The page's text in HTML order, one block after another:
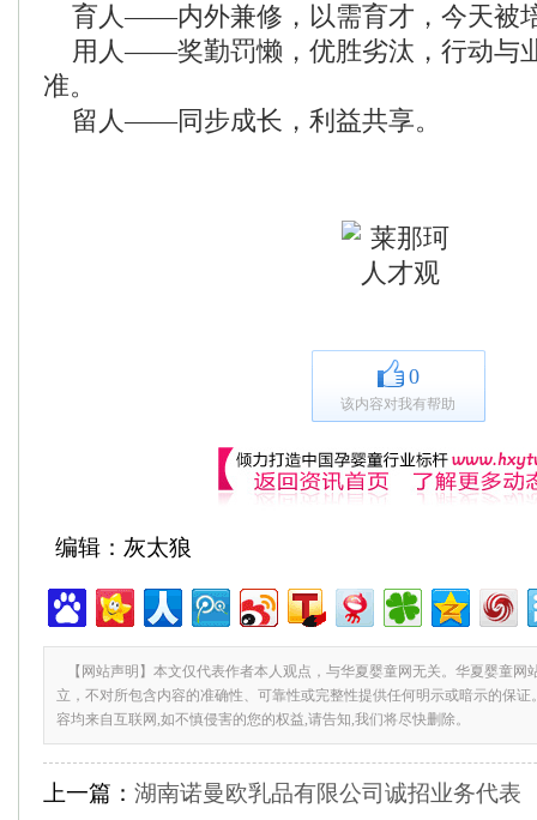
育人——内外兼修，以需育才，今天被
用人——奖勤罚懒，优胜劣汰，行动与
准。
留人——同步成长，利益共享。
0
该内容对我有帮助
编辑：灰太狼
【网站声明】本文仅代表作者本人观点，与华夏婴童网无关。华夏婴童网
立，不对所包含内容的准确性、可靠性或完整性提供任何明示或暗示的保
容均来自互联网,如不慎侵害的您的权益,请告知,我们将尽快删除。
上一篇： 湖南诺曼欧乳品有限公司诚招业务代表